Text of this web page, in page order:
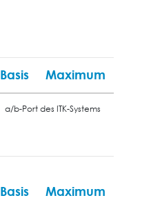
Basis Maximum
a/b-Port des ITK-Systems
Basis Maximum